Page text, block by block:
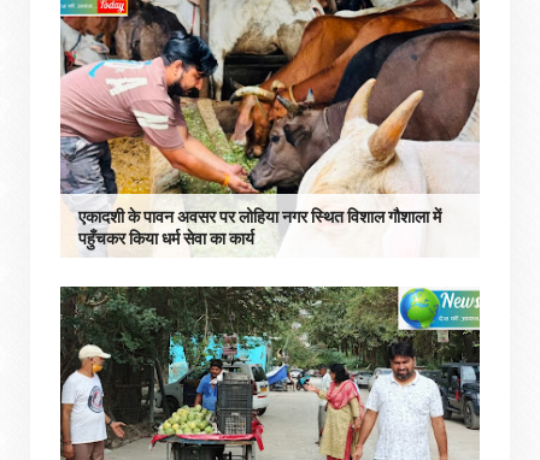
एकादशी के पावन अवसर पर लोहिया नगर स्थित विशाल गौशाला में
पहुँचकर किया धर्म सेवा का कार्य